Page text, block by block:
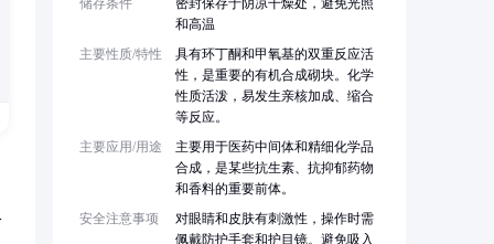
储存条件
密封保存于阴凉干燥处，避免光照
和高温
主要性质/特性
具有环丁酮和甲氧基的双重反应活
性，是重要的有机合成砌块。化学
性质活泼，易发生亲核加成、缩合
等反应。
主要应用/用途
主要用于医药中间体和精细化学品
合成，是某些抗生素、抗抑郁药物
和香料的重要前体。
安全注意事项
对眼睛和皮肤有刺激性，操作时需
佩戴防护手套和护目镜。避免吸入